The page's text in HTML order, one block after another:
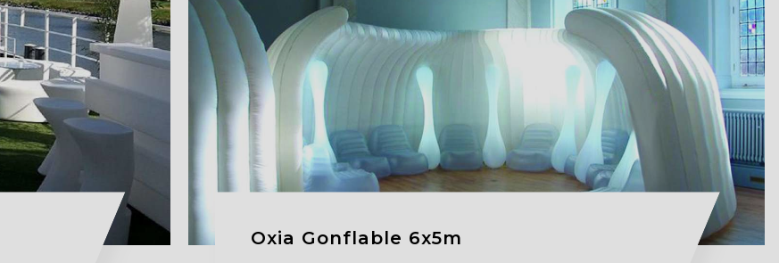
Oxia Gonflable 6x5m